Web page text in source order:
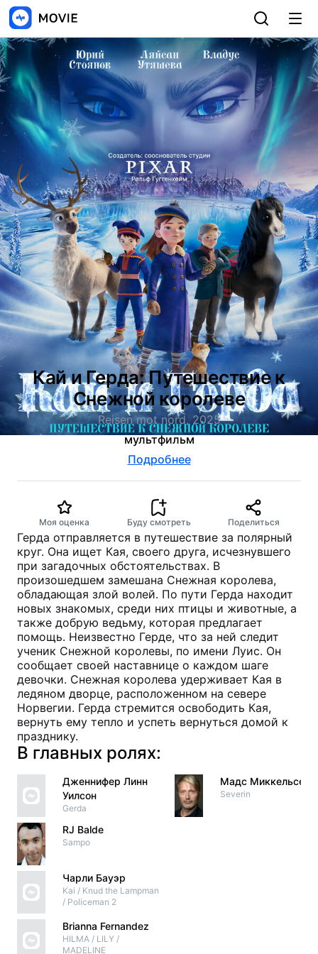
Кай и Герда: Путешествие к
Снежной королеве
Reisen mot nord, 2025
мультфильм
Подробнее
Моя оценка Буду смотреть Поделиться
Герда отправляется в путешествие за полярный
круг. Она ищет Кая, своего друга, исчезнувшего
при загадочных обстоятельствах. В
произошедшем замешана Снежная королева,
обладающая злой волей. По пути Герда находит
новых знакомых, среди них птицы и животные, а
также добрую ведьму, которая предлагает
помощь. Неизвестно Герде, что за ней следит
ученик Снежной королевы, по имени Луис. Он
сообщает своей наставнице о каждом шаге
девочки. Снежная королева удерживает Кая в
ледяном дворце, расположенном на севере
Норвегии. Герда стремится освободить Кая,
вернуть ему тепло и успеть вернуться домой к
празднику.
В главных ролях:
Дженнифер Линн
Уилсон
Gerda
RJ Balde
Sampo
Чарли Бауэр
Kai / Knud the Lampman
/ Policeman 2
Brianna Fernandez
HILMA / LILY /
MADELINE
Мадс Миккельсен
Severin